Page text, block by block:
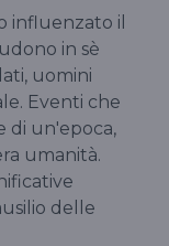
influenzato il
in sè
uomini
Eventi che
di un'epoca,
umanità.
delle